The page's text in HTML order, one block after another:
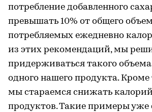
потребление добавленного
превышать 10% от общего
потребляемых ежедневно
из этих рекомендаций, мы
придерживаться такого
одного нашего продукта. Кроме
мы стараемся снижать
продуктов. Такие примеры уже